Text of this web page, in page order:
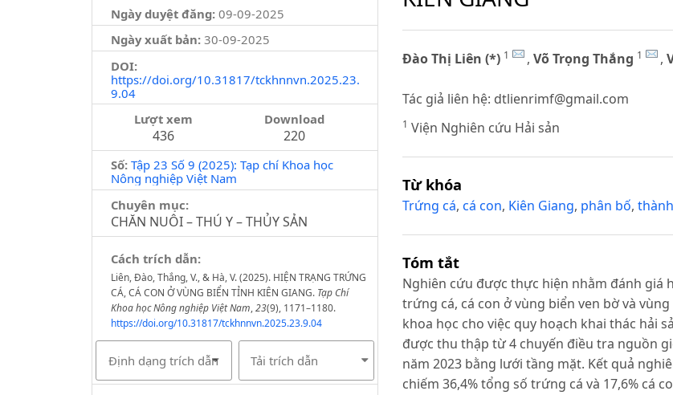
Ngày duyệt đăng:09-09-2025
Ngày xuất bản: 30-09-2025
DOI:
https://doi.org/10.31817/tckhnnvn.2025.23.
9.04
Lượt xem
436
Download
220
Số: Tập 23 Số 9 (2025): Tạp chí Khoa học
Nông nghiệp Việt Nam
Chuyên mục:
CHĂN NUÔI – THÚ Y – THỦY SẢN
Cách trích dẫn:
Liên, Đào, Thắng, V., & Hà, V. (2025). HIỆN TRẠNG TRỨNG
CÁ, CÁ CON Ở VÙNG BIỂN TỈNH KIÊN GIANG. Tạp Chí
Khoa học Nông nghiệp Việt Nam,23(9), 1171–1180.
https://doi.org/10.31817/tckhnnvn.2025.23.9.04
Định dạng trích dẫn Tải trích dẫn
Đào Thị Liên (*) 1 ,Võ Trọng Thắng 1 ,
Tác giả liên hệ: dtlienrimf@gmail.com
1 Viện Nghiên cứu Hải sản
Từ khóa
Trứng cá,cá con, Kiên Giang, phân bố,
Tóm tắt
Nghiên cứu được thực hiện nhằm đánh giá
trứng cá, cá con ở vùng biển ven bờ và
khoa học cho việc quy hoạch khai thác hải
được thu thập từ 4 chuyến điều tra nguồn
năm 2023 bằng lưới tầng mặt. Kết quả
chiếm 36,4% tổng số trứng cá và 17,6% cá